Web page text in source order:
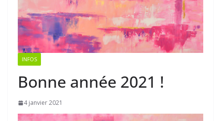
INFOS
Bonne année 2021 !
4 janvier 2021